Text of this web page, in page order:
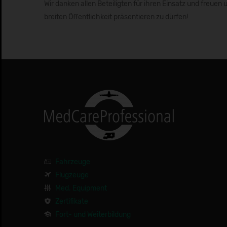
Wir danken allen Beteiligten für ihren Einsatz und
breiten Öffentlichkeit präsentieren zu dürfen!